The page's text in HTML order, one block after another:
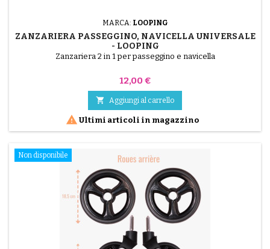
MARCA: LOOPING
ZANZARIERA PASSEGGINO, NAVICELLA UNIVERSALE
- LOOPING
Zanzariera 2 in 1 per passeggino e navicella
Prezzo
12,00 €
 Aggiungi al carrello
 Ultimi articoli in magazzino
Non disponibile